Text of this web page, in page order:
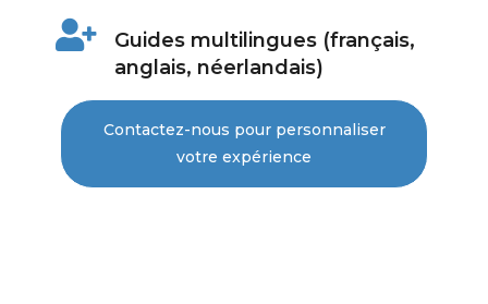
Guides multilingues (français,
anglais, néerlandais)
Contactez-nous pour personnaliser
votre expérience